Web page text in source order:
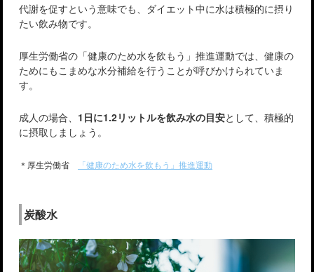
代謝を促すという意味でも、ダイエット中に水は積極的に摂り
たい飲み物です。
厚生労働省の「健康のため水を飲もう」推進運動では、健康の
ためにもこまめな水分補給を行うことが呼びかけられていま
す。
成人の場合、 1日に1.2リットルを飲み水の目安として、積極的
に摂取しましょう。
＊厚生労働省 「健康のため水を飲もう」推進運動
炭酸水